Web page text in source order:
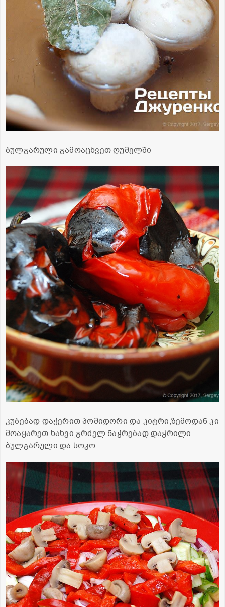
ბულგარული გამოაცხვეთ ღუმელში
კუბებად დაჭერით პომიდორი და კიტრი,ზემოდან კი
მოაყარეთ ხახვი,გრძელ ნაჭრებად დაჭრილი
ბულგარული და სოკო.